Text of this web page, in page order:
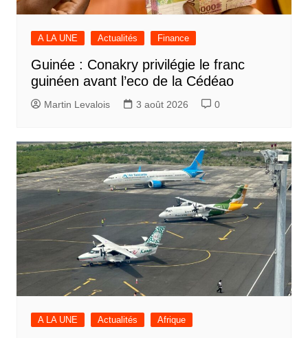
A LA UNE Actualités Finance
Guinée : Conakry privilégie le franc
guinéen avant l’eco de la Cédéao
Martin Levalois 3 août 2026 0
A LA UNE Actualités Afrique